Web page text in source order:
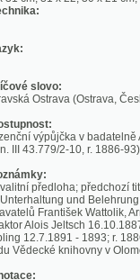
slovo:
Ostrava (Ostrava, Česko);
výpůjčka v badatelně
2-10, r. 1886-93);
předloha; předchozí titul
František Wattolik, Arnošt
Alois Jeltsch 16.10.1887 -
- 1893; r. 1886-
knihovny v Olomouci;
zaměřují především na
z Ostravy, potažmo celé
hry,...).
4/2, GA 4/3, III 43.779/2, III